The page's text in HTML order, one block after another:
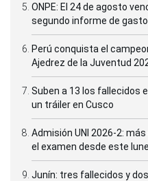
ONPE: El 24 de agosto
segundo informe de
Perú conquista el
Ajedrez de la Juventud
Suben a 13 los fallecidos
un tráiler en Cusco
Admisión UNI 2026-2:
el examen desde este
Junín: tres fallecidos y